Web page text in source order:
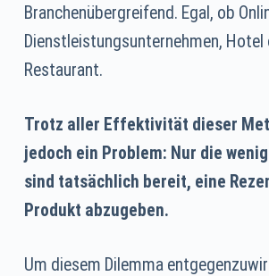
Branchenübergreifend. Egal, ob
Dienstleistungsunternehmen, Hotel
Restaurant.
Trotz aller Effektivität dieser
jedoch ein Problem: Nur die
sind tatsächlich bereit, eine
Produkt abzugeben.
Um diesem Dilemma